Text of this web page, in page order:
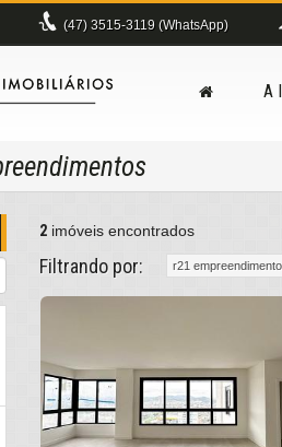
(47) 3515-3119 (WhatsApp)
A
2imóveis encontrados
Filtrando por: r21